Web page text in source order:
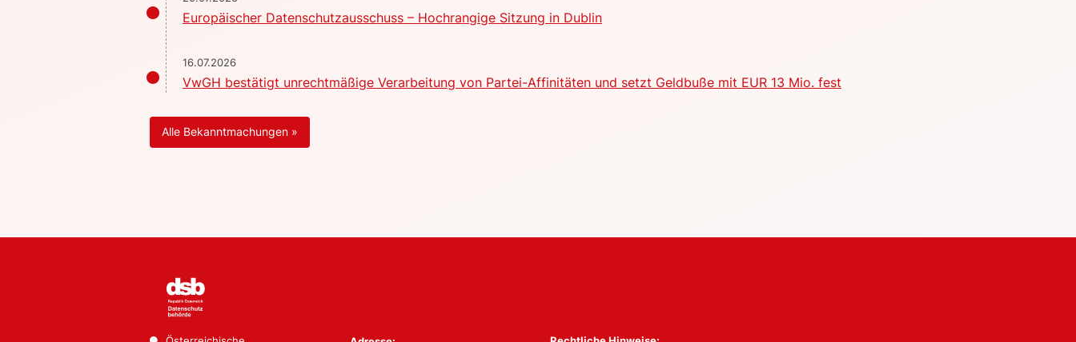
Europäischer Datenschutzausschuss – Hochrangige Sitzung in Dublin
16.07.2026
VwGH bestätigt unrechtmäßige Verarbeitung von Partei-Affinitäten und setzt Geldbuße mit EUR 13 Mio. fest
Alle Bekanntmachungen »